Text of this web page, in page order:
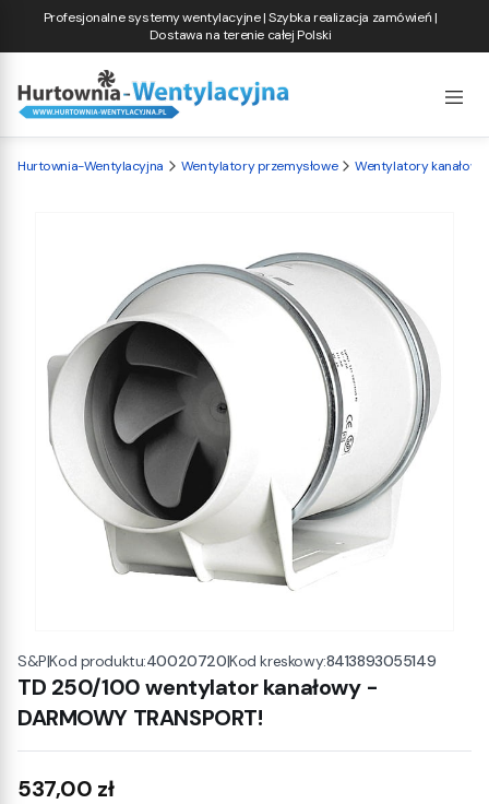
Profesjonalne systemy wentylacyjne | Szybka realizacja zamówień |
Dostawa na terenie całej Polski
Hurtownia-Wentylacyjna Wentylatory przemysłowe Wentylatory kanałowe
S&P|Kod produktu:40020720|Kod kreskowy:8413893055149
TD 250/100 wentylator kanałowy -
DARMOWY TRANSPORT!
Cena
537,00 zł